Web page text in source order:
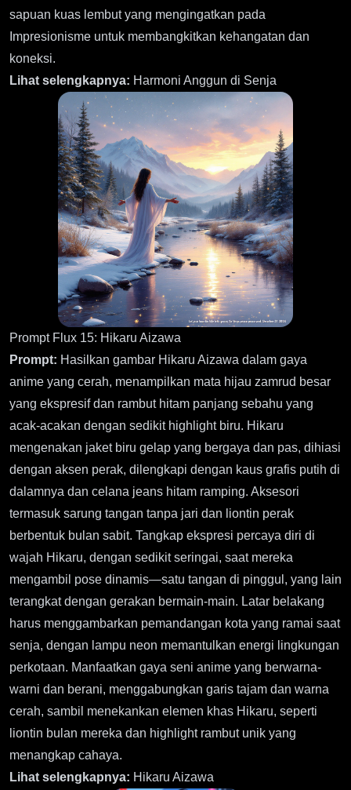
sapuan kuas lembut yang mengingatkan pada
Impresionisme untuk membangkitkan kehangatan dan
koneksi.
Lihat selengkapnya: Harmoni Anggun di Senja
Prompt Flux 15: Hikaru Aizawa
Prompt: Hasilkan gambar Hikaru Aizawa dalam gaya
anime yang cerah, menampilkan mata hijau zamrud besar
yang ekspresif dan rambut hitam panjang sebahu yang
acak-acakan dengan sedikit highlight biru. Hikaru
mengenakan jaket biru gelap yang bergaya dan pas, dihiasi
dengan aksen perak, dilengkapi dengan kaus grafis putih di
dalamnya dan celana jeans hitam ramping. Aksesori
termasuk sarung tangan tanpa jari dan liontin perak
berbentuk bulan sabit. Tangkap ekspresi percaya diri di
wajah Hikaru, dengan sedikit seringai, saat mereka
mengambil pose dinamis—satu tangan di pinggul, yang lain
terangkat dengan gerakan bermain-main. Latar belakang
harus menggambarkan pemandangan kota yang ramai saat
senja, dengan lampu neon memantulkan energi lingkungan
perkotaan. Manfaatkan gaya seni anime yang berwarna-
warni dan berani, menggabungkan garis tajam dan warna
cerah, sambil menekankan elemen khas Hikaru, seperti
liontin bulan mereka dan highlight rambut unik yang
menangkap cahaya.
Lihat selengkapnya: Hikaru Aizawa